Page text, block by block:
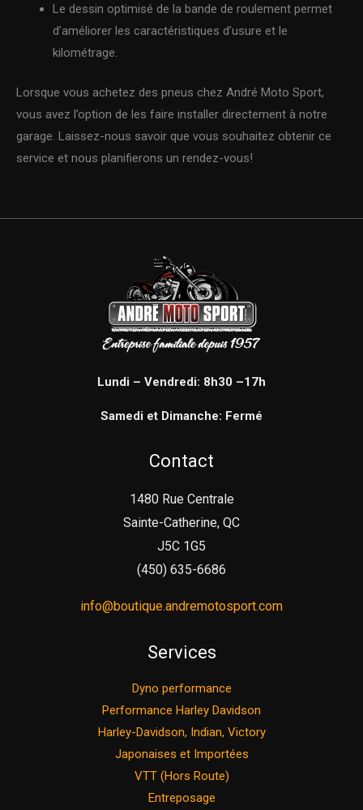
Le dessin optimisé de la bande de roulement permet
d’améliorer les caractéristiques d’usure et le
kilométrage.
Lorsque vous achetez des pneus chez André Moto Sport,
vous avez l’option de les faire installer directement à notre
garage. Laissez-nous savoir que vous souhaitez obtenir ce
service et nous planifierons un rendez-vous!
Lundi – Vendredi: 8h30 –17h
Samedi et Dimanche: Fermé
Contact
1480 Rue Centrale
Sainte-Catherine, QC
J5C 1G5
(450) 635-6686
info@boutique.andremotosport.com
Services
Dyno performance
Performance Harley Davidson
Harley-Davidson, Indian, Victory
Japonaises et Importées
VTT (Hors Route)
Entreposage